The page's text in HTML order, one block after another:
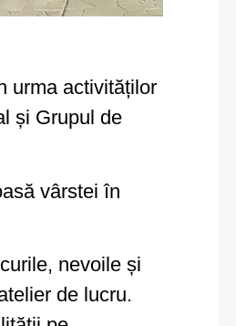
urma activităților
și Grupul de
vârstei în
nevoile și
de lucru.